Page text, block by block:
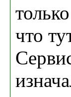
что